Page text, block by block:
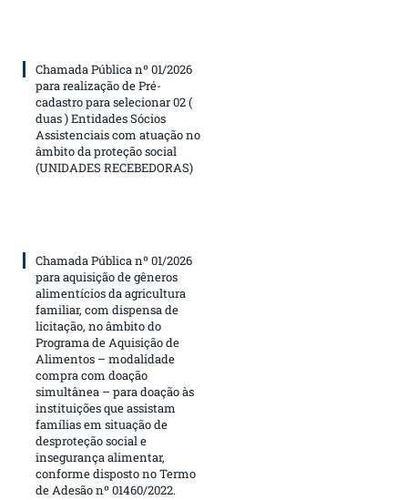
Chamada Pública nº 01/2026
para realização de Pré-
cadastro para selecionar 02 (
duas ) Entidades Sócios
Assistenciais com atuação no
âmbito da proteção social
(UNIDADES RECEBEDORAS)
Chamada Pública nº 01/2026
para aquisição de gêneros
alimentícios da agricultura
familiar, com dispensa de
licitação, no âmbito do
Programa de Aquisição de
Alimentos – modalidade
compra com doação
simultânea – para doação às
instituições que assistam
famílias em situação de
desproteção social e
insegurança alimentar,
conforme disposto no Termo
de Adesão nº 01460/2022.